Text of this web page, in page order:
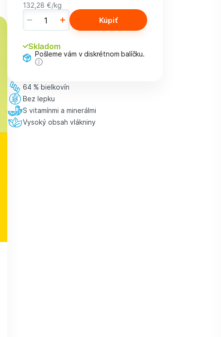
132,28 €/kg
Kúpiť
Skladom
Pošleme vám v diskrétnom balíčku.
64 % bielkovín
Bez lepku
S vitamínmi a minerálmi
Vysoký obsah vlákniny